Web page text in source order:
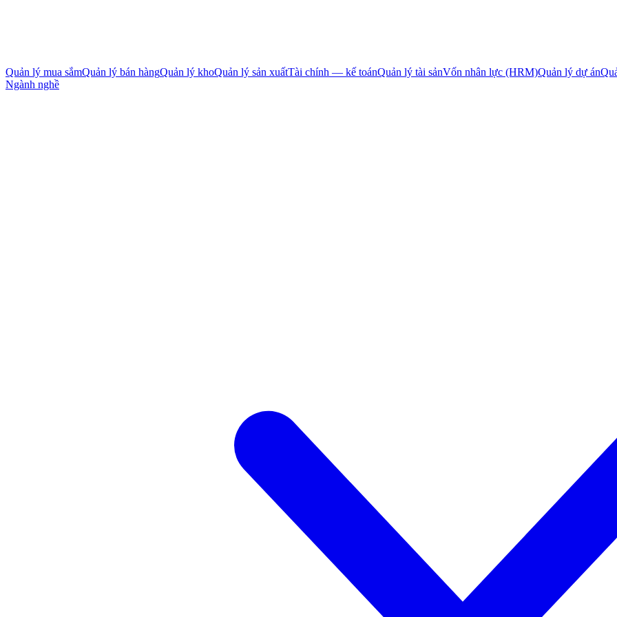
Quản lý mua sắmQuản lý bán hàngQuản lý khoQuản lý sản xuấtTài chính — kế toánQuản lý tài sảnVốn nhân lực (HRM)Quản lý dự án
Ngành nghề